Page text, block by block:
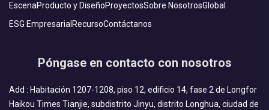
EscenaProducto y DiseñoProyectosSobre NosotrosGlobal
ESG Empresarial RecursoContáctanos
Póngase en contacto con nosotros
Add : Habitación 1207-1208, piso 12, edificio 14, fase 2 de Longfor
Haikou Times Tianjie, subdistrito Jinyu, distrito Longhua, ciudad de